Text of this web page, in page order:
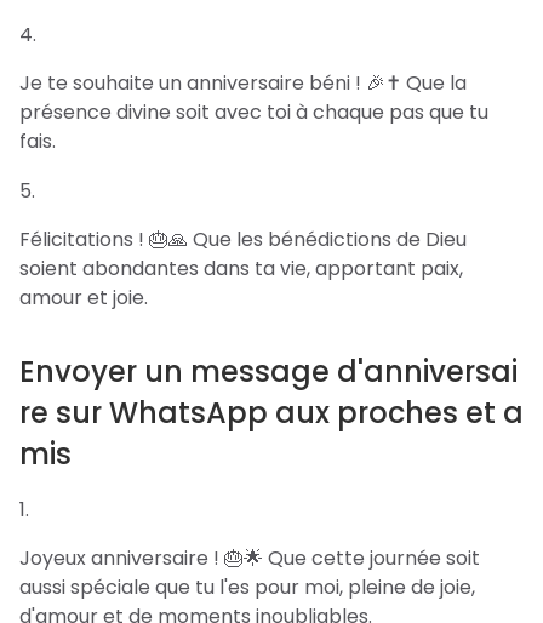
Je te souhaite un anniversaire béni ! 🎉✝️ Que la
présence divine soit avec toi à chaque pas que tu
fais.
Félicitations ! 🎂🙏 Que les bénédictions de Dieu
soient abondantes dans ta vie, apportant paix,
amour et joie.
Envoyer un message d'anniversai
re sur WhatsApp aux proches et a
mis
Joyeux anniversaire ! 🎂🌟 Que cette journée soit
aussi spéciale que tu l'es pour moi, pleine de joie,
d'amour et de moments inoubliables.